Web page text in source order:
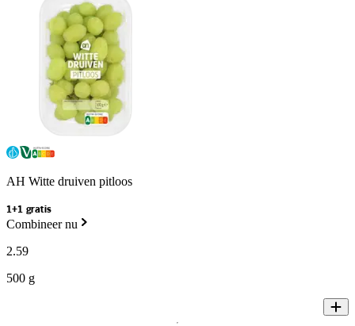
AH Witte druiven pitloos
1+1 gratis
Combineer nu
2.59
500 g